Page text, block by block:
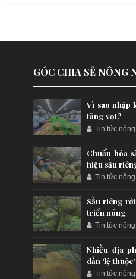
GÓC CHIA SẺ NÔNG
Vì sao nhập
tăng vọt?
Tin tức
Chuẩn hóa
hiệu sầu
Tin tức
Sầu riêng
triển nóng
Tin tức
Nhiều địa
dần ‘lệ
Tin tức